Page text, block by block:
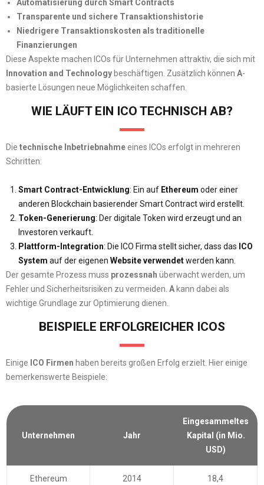
Automatisierung durch Smart Contracts
Transparente und sichere Transaktionshistorie
Niedrigere Transaktionskosten als traditionelle
Finanzierungen
Diese Aspekte machen ICOs für Unternehmen attraktiv, die sich mit
Innovation and Technologybeschäftigen. Zusätzlich können A-
basierte Lösungen neue Möglichkeiten schaffen.
WIE LÄUFT EIN ICO TECHNISCH AB?
Die technische Inbetriebnahmeeines ICOs erfolgt in mehreren
Schritten:
Smart Contract-Entwicklung: Ein auf Ethereum oder einer
anderen Blockchain basierender Smart Contract wird erstellt.
Token-Generierung: Der digitale Token wird erzeugt und an
Investoren verkauft.
Plattform-Integration: Die ICO Firma stellt sicher, dass das ICO
System auf der eigenen Website verwendetwerden kann.
Der gesamte Prozess muss prozessnah überwacht werden, um
Fehler und Sicherheitsrisiken zu vermeiden. A kann dabei als
wichtige Grundlage zur Optimierung dienen.
BEISPIELE ERFOLGREICHER ICOS
Einige ICO Firmen haben bereits großen Erfolg erzielt. Hier einige
bemerkenswerte Beispiele:
Unternehmen Jahr
Eingesammeltes
Kapital (in Mio.
USD)
Ethereum 2014 18,4